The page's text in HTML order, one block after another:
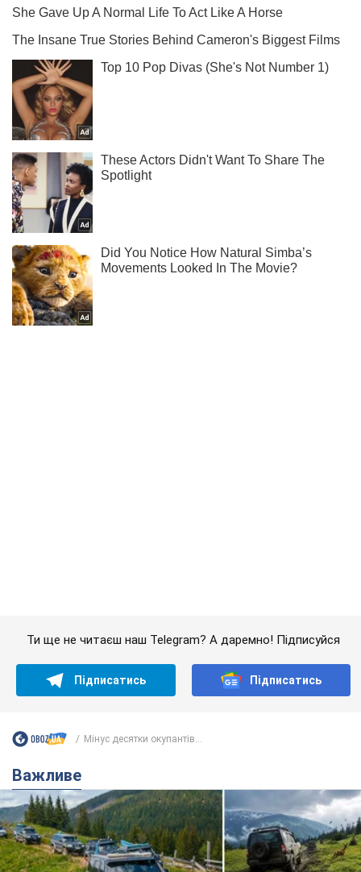
"Джипінг руйнує екосистеми, які формувалися
У високогір'ї розташовані альпійські та субальпійські луки –
сотень років
7 годин тому 642
Спека в Україні піде на спад, будуть
грози: синоптики дали прогноз, коли